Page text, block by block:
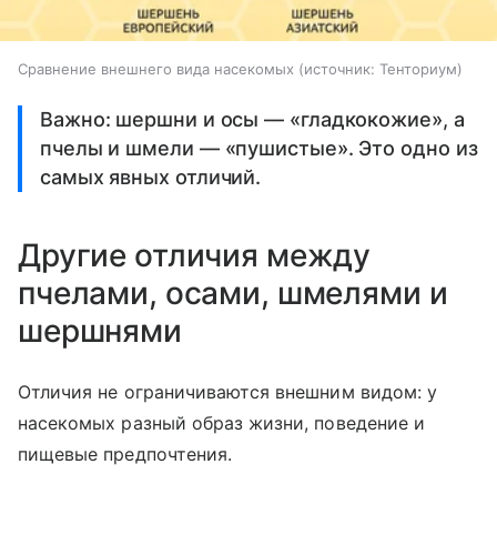
Сравнение внешнего вида насекомых источник: Тенториум
Важно: шершни и осы — «гладкокожие», а
пчелы и шмели — «пушистые». Это одно из
самых явных отличий.
Другие отличия между
пчелами, осами, шмелями и
шершнями
Отличия не ограничиваются внешним видом: у
насекомых разный образ жизни, поведение и
пищевые предпочтения.